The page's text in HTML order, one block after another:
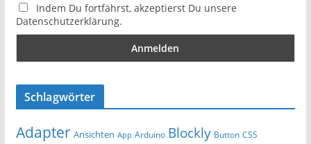
Indem Du fortfährst, akzeptierst Du unsere
Datenschutzerklärung.
Schlagwörter
Adapter Ansichten App Arduino Blockly Button CSS